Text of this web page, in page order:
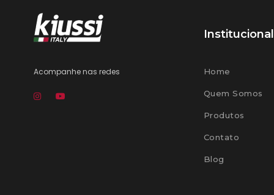
Acompanhe nas redes
Institucional
Home
Quem Somos
Produtos
Contato
Blog